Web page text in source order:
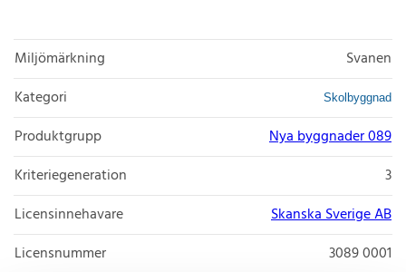
Miljömärkning
Svanen
Kategori
Skolbyggnad
Produktgrupp
Nya byggnader 089
Kriteriegeneration
3
Licensinnehavare
Skanska Sverige AB
Licensnummer
3089 0001